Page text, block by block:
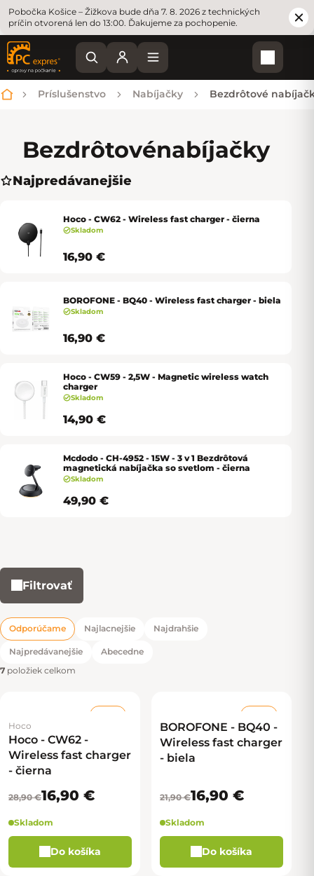
Pobočka Košice – Žižkova bude dňa 7. 8. 2026 z technických
príčin otvorená len do 13:00. Ďakujeme za pochopenie.
Domov
Príslušenstvo Nabíjačky Bezdrôtové
Bezdrôtovénabíjačky
Najpredávanejšie
Hoco - CW62 - Wireless fast charger - čierna
Skladom
16,90 €
BOROFONE - BQ40 - Wireless fast charger - biela
Skladom
16,90 €
Hoco - CW59 - 2,5W - Magnetic wireless watch
charger
Skladom
14,90 €
Mcdodo - CH-4952 - 15W - 3 v 1 Bezdrôtová
magnetická nabíjačka so svetlom - čierna
Skladom
49,90 €
Filtrovať
Radenie produktov
Odporúčame Najlacnejšie Najdrahšie
Najpredávanejšie
Abecedne
7 položiek celkom
Výpis produktov
Hoco
Hoco - CW62 -
Wireless fast charger
- čierna
28,90 €16,90 €
Skladom
Do košíka
BOROFONE - BQ40 -
Wireless fast charger
- biela
21,90 €16,90 €
Skladom
Do košíka